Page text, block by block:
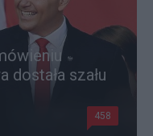
dostała szału
458